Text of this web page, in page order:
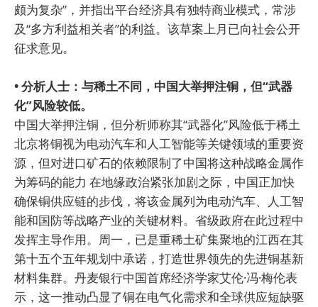
颇为复杂”，并指出平台经济具有独特商业模式，常涉
及“多方利益相关者”的利益。该草案上月已向社会公开
征求意见。
• 分析人士：与稀土不同，中国大举押注铜，但“武器
化”风险较低。
中国大举押注铜，但分析师称其“武器化”风险低于稀土
北京将铜视为电动汽车和人工智能等关键领域的重要资
源，但对进口矿石的依赖限制了中国将这种战略金属作
为筹码的能力 在地缘政治紧张加剧之际，中国正加快
确保铜供应链的步伐，将该金属列为电动汽车、人工智
能和国防等战略产业的关键材料。省级政府在此过程中
发挥主导作用。周一，已是重稀土矿集聚地的江西在其
第十五个五年规划中承诺，打造世界领先的先进铜基新
材料集群。丹麦银行中国首席经济学家艾伦·冯·梅伦表
示，这一推动凸显了铜在电气化需求和全球供应短缺驱